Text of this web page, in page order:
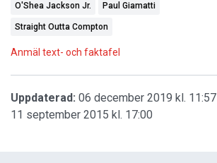
O'Shea Jackson Jr. Paul Giamatti
Straight Outta Compton
Anmäl text- och faktafel
Uppdaterad: 06 december 2019 kl. 11:57
11 september 2015 kl. 17:00